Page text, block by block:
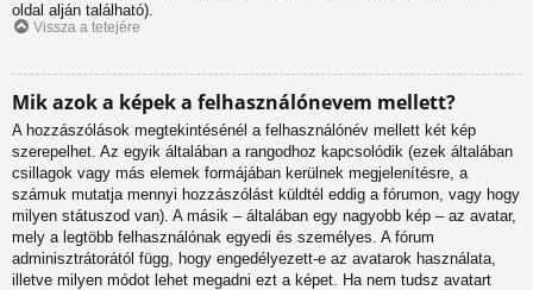
oldal alján található).
Vissza a tetejére
Mik azok a képek a felhasználónevem mellett?
A hozzászólások megtekintésénél a felhasználónév mellett két kép
szerepelhet. Az egyik általában a rangodhoz kapcsolódik (ezek általában
csillagok vagy más elemek formájában kerülnek megjelenítésre, a
számuk mutatja mennyi hozzászólást küldtél eddig a fórumon, vagy hogy
milyen státuszod van). A másik – általában egy nagyobb kép – az avatar,
mely a legtöbb felhasználónak egyedi és személyes. A fórum
adminisztrátorától függ, hogy engedélyezett-e az avatarok használata,
illetve milyen módot lehet megadni ezt a képet. Ha nem tudsz avatart